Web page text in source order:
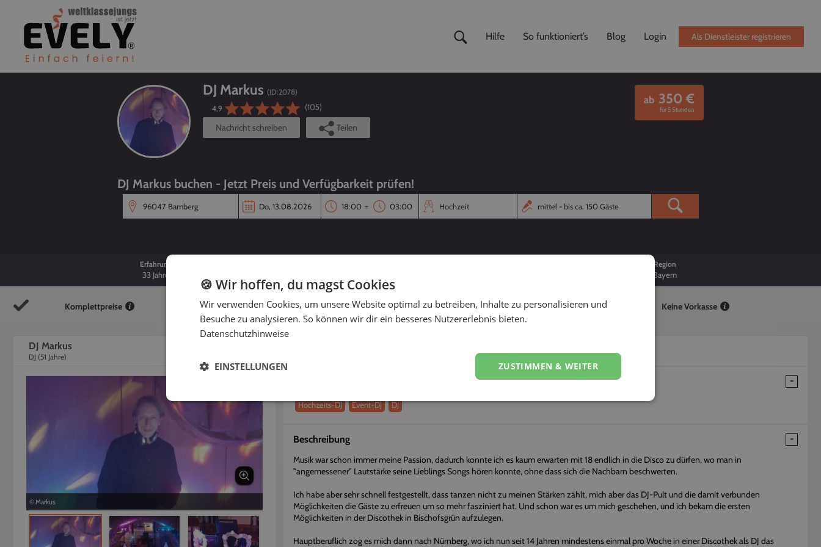
Hilfe So funktioniert’s Blog Login Als Dienstleister registrieren
DJ Markus (ID:2078)
4,9
(105)
Nachricht schreiben Teilen
ab 350 €
für 5 Stunden
DJ Markus buchen - Jetzt Preis und Verfügbarkeit prüfen!
-
Erfahrung
33 Jahre
Region
Bayern
Komplettpreise Sofort buchen Flexibel stornieren Keine Vorkasse
DJ Markus
DJ (51 Jahre)
© Markus
Erhalte einen persönlichen Eindruck vom Dienstleister
Hochzeits-DJ Event-DJ DJ
Beschreibung
Musik war schon immer meine Passion, dadurch konnte ich es kaum erwarten mit 18 endlich in die Disco zu dürfen, wo man in
"angemessener" Lautstärke seine Lieblings Songs hören konnte, ohne dass sich die Nachbarn beschwerten.
Ich habe aber sehr schnell festgestellt, dass tanzen nicht zu meinen Stärken zählt, mich aber das DJ-Pult und die damit verbunden
Möglichkeiten die Gäste zu erfreuen um so mehr fasziniert hat. Und schon war es um mich geschehen, und ich bekam die ersten
Möglichkeiten in der Discothek in Bischofsgrün aufzulegen.
Hauptberuflich zog es mich dann nach Nürnberg, wo ich nun seit 14 Jahren mindestens einmal pro Woche in einer Discothek als DJ das
🍪 Wir hoffen, du magst Cookies
Wir verwenden Cookies, um unsere Website optimal zu betreiben, Inhalte zu personalisieren und
Besuche zu analysieren. So können wir dir ein besseres Nutzererlebnis bieten.
Datenschutzhinweise
ZUSTIMMEN & WEITER
EINSTELLUNGEN